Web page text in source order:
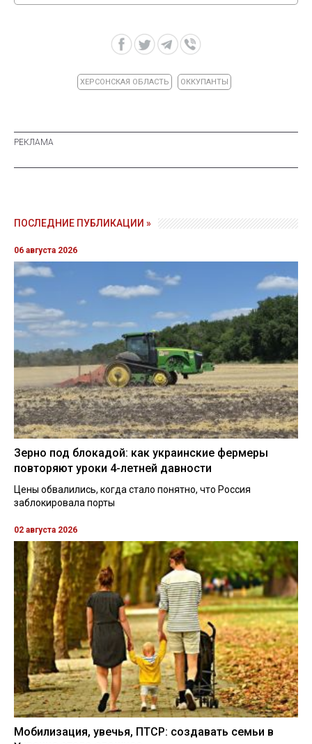
ХЕРСОНСКАЯ ОБЛАСТЬ ОККУПАНТЫ
ПОСЛЕДНИЕ ПУБЛИКАЦИИ »
06 августа 2026
Зерно под блокадой: как украинские фермеры
повторяют уроки 4-летней давности
Цены обвалились, когда стало понятно, что Россия
заблокировала порты
02 августа 2026
Мобилизация, увечья, ПТСР: создавать семьи в